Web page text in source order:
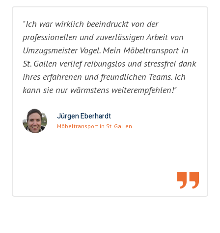
"Ich war wirklich beeindruckt von der
professionellen und zuverlässigen Arbeit von
Umzugsmeister Vogel. Mein Möbeltransport in
St. Gallen verlief reibungslos und stressfrei dank
ihres erfahrenen und freundlichen Teams. Ich
kann sie nur wärmstens weiterempfehlen!"
Jürgen Eberhardt
Möbeltransport in St. Gallen